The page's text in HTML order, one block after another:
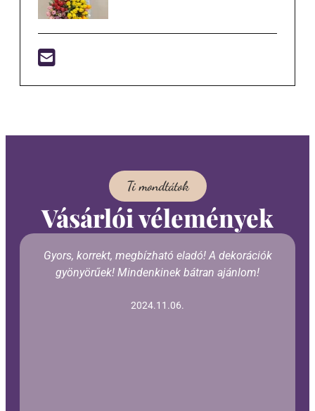
Ti mondtátok
Vásárlói vélemények
Gyors, korrekt, megbízható eladó! A dekorációk
gyönyörűek! Mindenkinek bátran ajánlom!
2024.11.06.